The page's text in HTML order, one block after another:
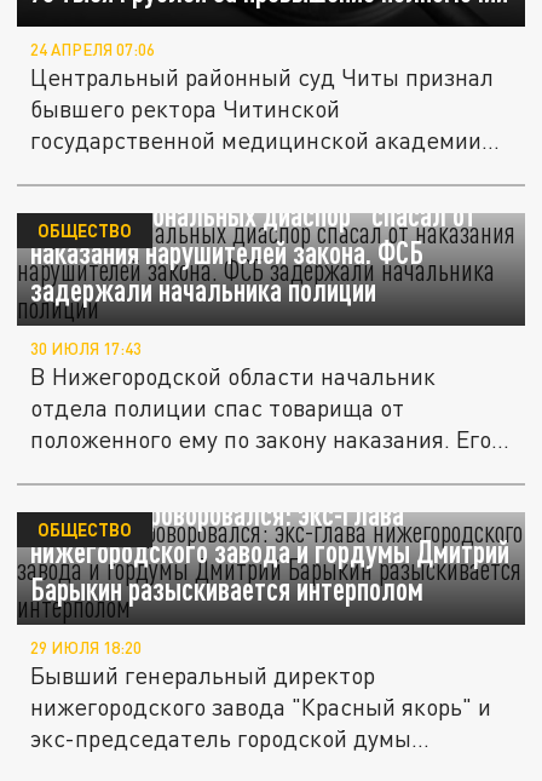
24 АПРЕЛЯ 07:06
Центральный районный суд Читы признал
бывшего ректора Читинской
государственной медицинской академии
"Друг национальных диаспор" спасал от
наказания нарушителей закона. ФСБ
задержали начальника полиции
ОБЩЕСТВО
30 ИЮЛЯ 17:43
В Нижегородской области начальник
отдела полиции спас товарища от
положенного ему по закону наказания. Его...
Еще один проворовался: экс-глава
нижегородского завода и гордумы Дмитрий
Барыкин разыскивается интерполом
ОБЩЕСТВО
29 ИЮЛЯ 18:20
Бывший генеральный директор
нижегородского завода "Красный якорь" и
экс-председатель городской думы